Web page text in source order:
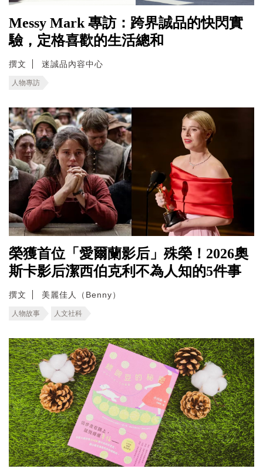
Messy Mark 專訪：跨界誠品的快閃實
驗，定格喜歡的生活總和
撰文 迷誠品內容中心
人物專訪
榮獲首位「愛爾蘭影后」殊榮！2026奧
斯卡影后潔西伯克利不為人知的5件事
撰文 美麗佳人（Benny）
人物故事 人文社科